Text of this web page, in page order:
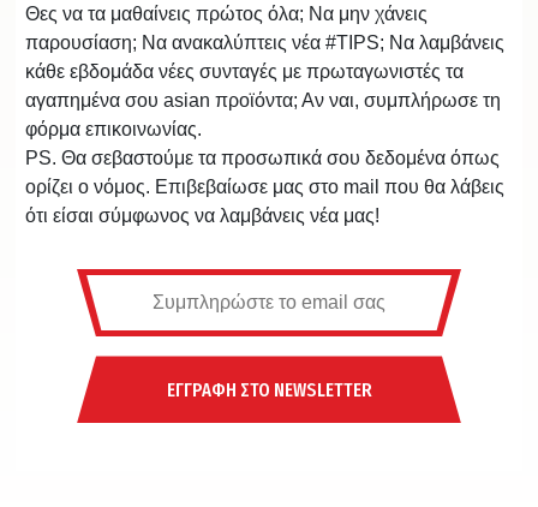
Θες να τα μαθαίνεις πρώτος όλα; Να μην χάνεις
παρουσίαση; Να ανακαλύπτεις νέα #TIPS; Να λαμβάνεις
κάθε εβδομάδα νέες συνταγές με πρωταγωνιστές τα
αγαπημένα σου asian προϊόντα; Αν ναι, συμπλήρωσε τη
φόρμα επικοινωνίας.
PS. Θα σεβαστούμε τα προσωπικά σου δεδομένα όπως
ορίζει ο νόμος. Επιβεβαίωσε μας στο mail που θα λάβεις
ότι είσαι σύμφωνος να λαμβάνεις νέα μας!
ΕΓΓΡΑΦΗ ΣΤΟ NEWSLETTER